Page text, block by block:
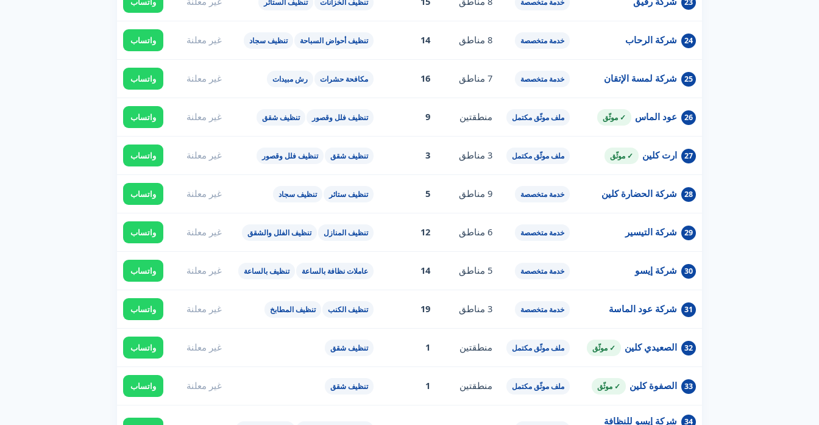
23 خدمة متخصصة تنظيف الخزانات تنظيف الستائر
24 شركة الرحاب خدمة متخصصة 8 مناطق 14 تنظيف أحواض السباحة تنظيف سجاد غير معلنة واتساب
25 شركة لمسة الإتقان خدمة متخصصة 7 مناطق 16 مكافحة حشرات رش مبيدات غير معلنة واتساب
26 عود الماس ✓ موثّق ملف موثّق مكتمل منطقتين 9 تنظيف فلل وقصور تنظيف شقق غير معلنة واتساب
27 ارت كلين ✓ موثّق ملف موثّق مكتمل 3 مناطق 3 تنظيف شقق تنظيف فلل وقصور غير معلنة واتساب
28 شركة الحضارة كلين خدمة متخصصة 9 مناطق 5 تنظيف ستائر تنظيف سجاد غير معلنة واتساب
29 شركة التيسير خدمة متخصصة 6 مناطق 12 تنظيف المنازل تنظيف الفلل والشقق غير معلنة واتساب
30 شركة إيسو خدمة متخصصة 5 مناطق 14 عاملات نظافة بالساعة تنظيف بالساعة غير معلنة واتساب
31 شركة عود الماسة خدمة متخصصة 3 مناطق 19 تنظيف الكنب تنظيف المطابخ غير معلنة واتساب
32 الصعيدي كلين ✓ موثّق ملف موثّق مكتمل منطقتين 1 تنظيف شقق غير معلنة واتساب
33 الصفوة كلين ✓ موثّق ملف موثّق مكتمل منطقتين 1 تنظيف شقق غير معلنة واتساب
34
شركة إيسو للنظافة